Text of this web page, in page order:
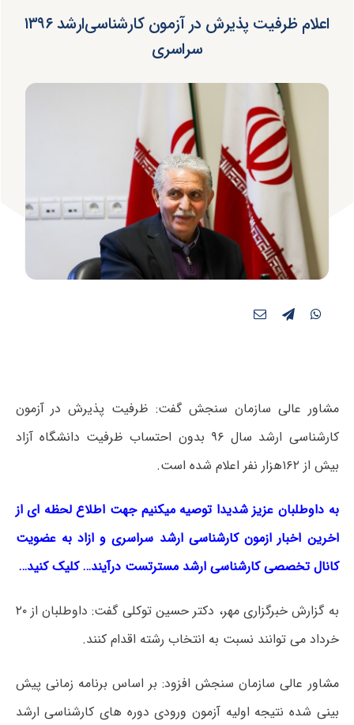
اعلام ظرفیت پذیرش در آزمون کارشناسی‌ارشد ۱۳۹۶
سراسری
مشاور عالی سازمان سنجش گفت: ظرفیت پذیرش در آزمون
کارشناسی ارشد سال ۹۶ بدون احتساب ظرفیت دانشگاه آزاد
بیش از ۱۶۲هزار نفر اعلام شده است.
به داوطلبان عزیز شدیدا توصیه میکنیم جهت اطلاع لحظه ای از
اخرین اخبار ازمون کارشناسی ارشد سراسری و ازاد به عضویت
کانال تخصصی کارشناسی ارشد مسترتست درآیند… کلیک کنید…
به گزارش خبرگزاری مهر، دکتر حسین توکلی گفت: داوطلبان از ۲۰
خرداد می توانند نسبت به انتخاب رشته اقدام کنند.
مشاور عالی سازمان سنجشافزود: بر اساس برنامه زمانی پیش
بینی شده نتیجه اولیه آزمون ورودی دوره های کارشناسی ارشد